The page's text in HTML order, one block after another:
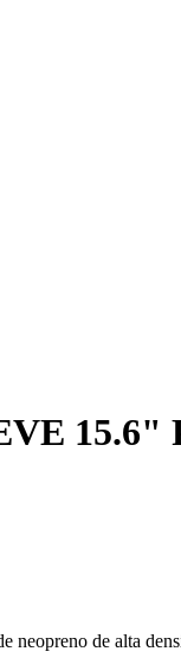
15.6"
neopreno de alta